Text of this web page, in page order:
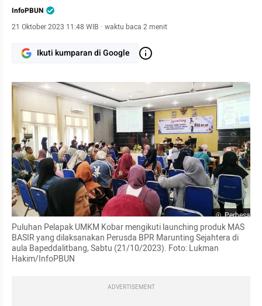
InfoPBUN
21 Oktober 2023 11:48 WIB · waktu baca 2 menit
Ikuti kumparan di Google
Perbesar
Puluhan Pelapak UMKM Kobar mengikuti launching produk MAS
BASIR yang dilaksanakan Perusda BPR Marunting Sejahtera di
aula Bapeddalitbang, Sabtu (21/10/2023). Foto: Lukman
Hakim/InfoPBUN
ADVERTISEMENT